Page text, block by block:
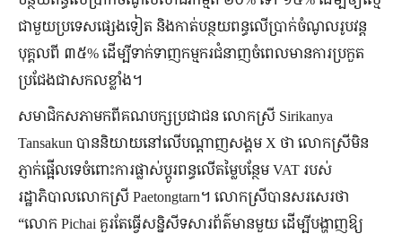
ជាមួយប្រទេសផ្សេងទៀត និងកាត់បន្ថយពន្ធលើប្រាក់ចំណូលរូបវន្ត
បុគ្គលពី ៣៥% ដើម្បីទាក់ទាញកម្មករជំនាញចំពេលមានការប្រកួត
ប្រជែងជាសកលខ្លាំង។
សមាជិកសភាមកពីគណបក្សប្រជាជន លោកស្រី Sirikanya
Tansakun បាននិយាយនៅលើបណ្តាញសង្គម X ថា លោកស្រីមិន
ភ្ញាក់ផ្អើលទេចំពោះការផ្លាស់ប្តូរពន្ធលើតម្លៃបន្ថែម VAT របស់
រដ្ឋាភិបាលលោកស្រី Paetongtarn។ លោកស្រីបានសរសេរថា
“លោក Pichai គួរតែធ្វើសន្និសីទសារព័ត៌មានមួយ ដើម្បីបង្ហាញឱ្យ